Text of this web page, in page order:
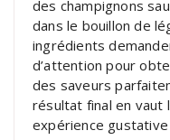
des champignons
dans le bouillon de
ingrédients
d’attention pour
des saveurs
résultat final en vaut
expérience